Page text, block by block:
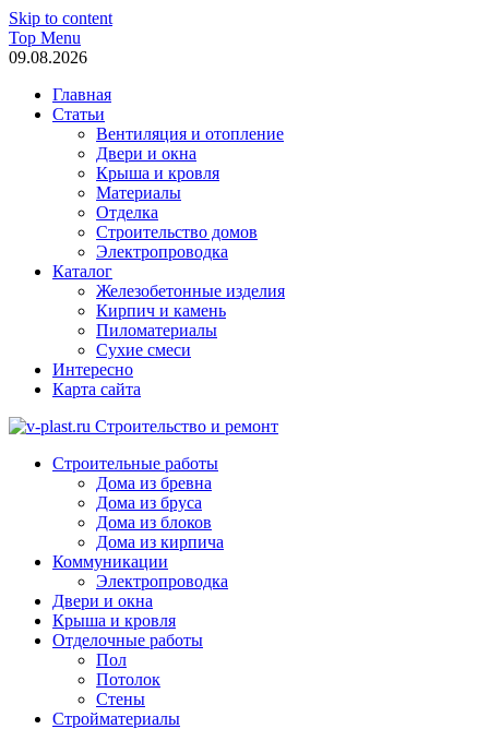
Skip to content
Top Menu
09.08.2026
Главная
Статьи
Вентиляция и отопление
Двери и окна
Крыша и кровля
Материалы
Отделка
Строительство домов
Электропроводка
Каталог
Железобетонные изделия
Кирпич и камень
Пиломатериалы
Сухие смеси
Интересно
Карта сайта
v-plast.ru Строительство и ремонт
Строительные работы
Дома из бревна
Дома из бруса
Дома из блоков
Дома из кирпича
Коммуникации
Электропроводка
Двери и окна
Крыша и кровля
Отделочные работы
Пол
Потолок
Стены
Стройматериалы